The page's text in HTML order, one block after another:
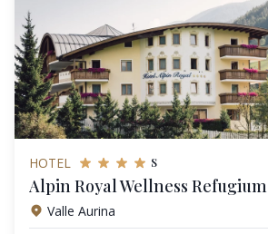
HOTEL s
Alpin Royal Wellness Refugium
Valle Aurina